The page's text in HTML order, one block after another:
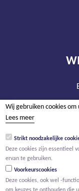
Wij gebruiken cookies
Lees meer
Strikt noodzakelijke
Deze cookies zijn essentieel
ervan te gebruiken.
Voorkeurscookies
Deze cookies, ook wel -